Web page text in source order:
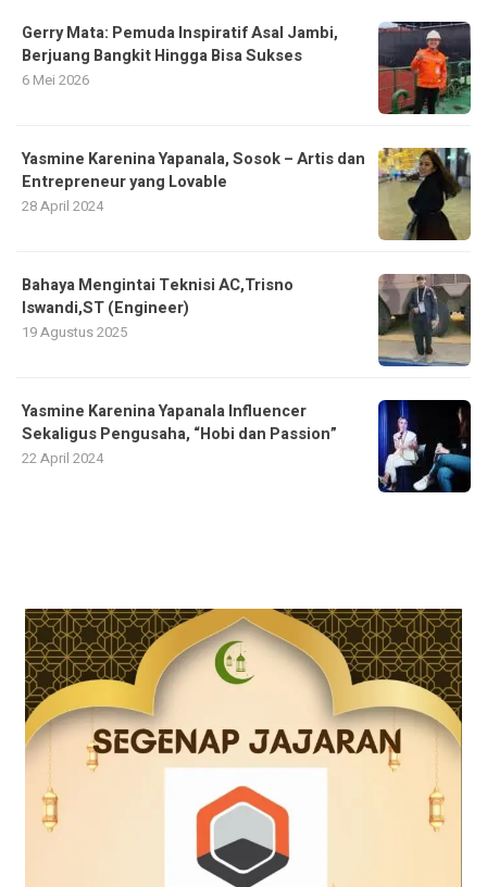
Gerry Mata: Pemuda Inspiratif Asal Jambi,
Berjuang Bangkit Hingga Bisa Sukses
6 Mei 2026
Yasmine Karenina Yapanala, Sosok – Artis dan
Entrepreneur yang Lovable
28 April 2024
Bahaya Mengintai Teknisi AC,Trisno
Iswandi,ST (Engineer)
19 Agustus 2025
Yasmine Karenina Yapanala Influencer
Sekaligus Pengusaha, “Hobi dan Passion”
22 April 2024